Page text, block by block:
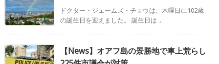
ドクター・ジェームズ・チョウは、木曜日に102歳
の誕生日を迎えました。 誕生日は ...
【News】オアフ島の景勝地で車上荒らし